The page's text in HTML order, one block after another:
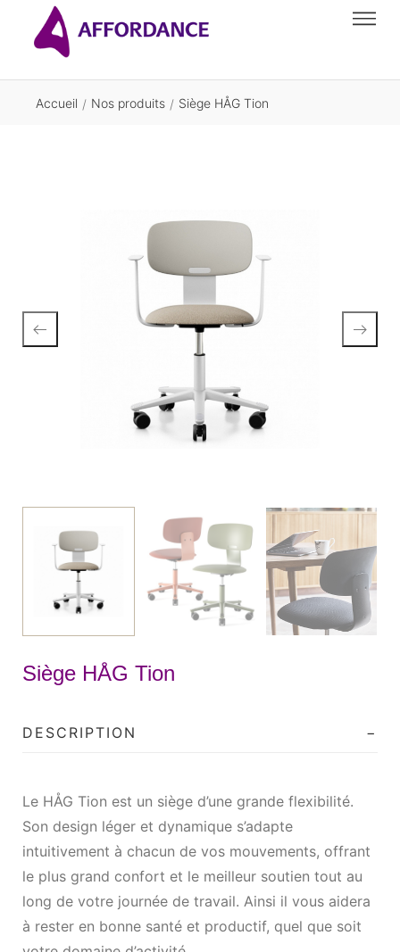
Accueil / Nos produits / Siège HÅG Tion
Siège HÅG Tion
DESCRIPTION
Le HÅG Tion est un siège d’une grande flexibilité.
Son design léger et dynamique s’adapte
intuitivement à chacun de vos mouvements, offrant
le plus grand confort et le meilleur soutien tout au
long de votre journée de travail. Ainsi il vous aidera
à rester en bonne santé et productif, quel que soit